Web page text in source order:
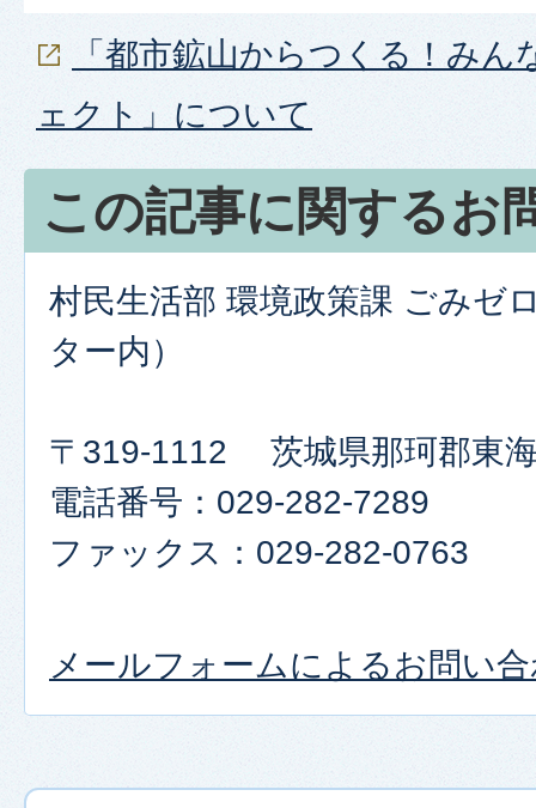
「都市鉱山からつくる！み
ェクト」について
この記事に関するお
村民生活部 環境政策課 ごみゼ
ター内）
〒319-1112 茨城県那珂郡東
電話番号：029-282-7289
ファックス：029-282-0763
メールフォームによるお問い